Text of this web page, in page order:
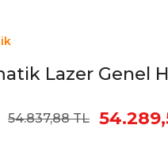
Lazer Genel
54.837,88 TL